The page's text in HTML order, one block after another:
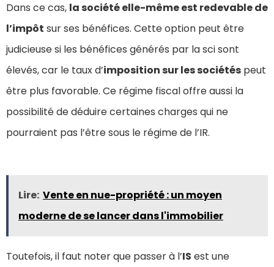
Dans ce cas, la société elle-même est redevable de
l’impôt sur ses bénéfices. Cette option peut être
judicieuse si les bénéfices générés par la sci sont
élevés, car le taux d’imposition sur les sociétés peut
être plus favorable. Ce régime fiscal offre aussi la
possibilité de déduire certaines charges qui ne
pourraient pas l’être sous le régime de l’IR.
Lire: Vente en nue-propriété : un moyen
moderne de se lancer dans l'immobilier
Toutefois, il faut noter que passer à l’IS est une